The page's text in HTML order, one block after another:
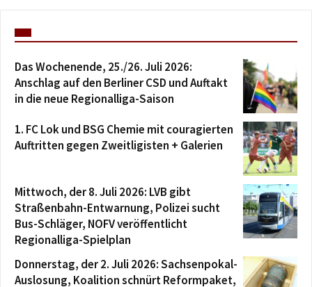
Das Wochenende, 25./26. Juli 2026:
Anschlag auf den Berliner CSD und Auftakt
in die neue Regionalliga-Saison
1. FC Lok und BSG Chemie mit couragierten
Auftritten gegen Zweitligisten + Galerien
Mittwoch, der 8. Juli 2026: LVB gibt
Straßenbahn-Entwarnung, Polizei sucht
Bus-Schläger, NOFV veröffentlicht
Regionalliga-Spielplan
Donnerstag, der 2. Juli 2026: Sachsenpokal-
Auslosung, Koalition schnürt Reformpaket,